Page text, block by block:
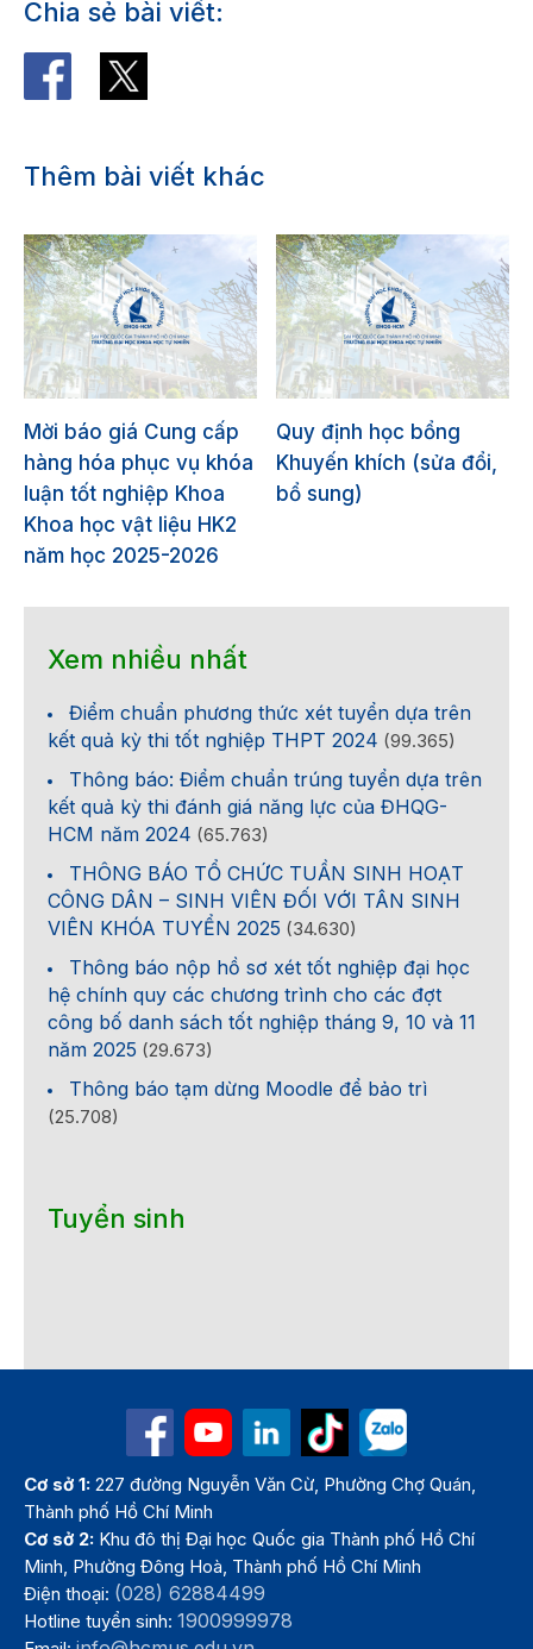
Chia sẻ bài viết:
Thêm bài viết khác
Mời báo giá Cung cấp
hàng hóa phục vụ khóa
luận tốt nghiệp Khoa
Khoa học vật liệu HK2
năm học 2025-2026
Quy định học bổng
Khuyến khích (sửa đổi,
bổ sung)
Xem nhiều nhất
Điểm chuẩn phương thức xét tuyển dựa trên
kết quả kỳ thi tốt nghiệp THPT 2024 (99.365)
Thông báo: Điểm chuẩn trúng tuyển dựa trên
kết quả kỳ thi đánh giá năng lực của ĐHQG-
HCM năm 2024 (65.763)
THÔNG BÁO TỔ CHỨC TUẦN SINH HOẠT
CÔNG DÂN – SINH VIÊN ĐỐI VỚI TÂN SINH
VIÊN KHÓA TUYỂN 2025 (34.630)
Thông báo nộp hồ sơ xét tốt nghiệp đại học
hệ chính quy các chương trình cho các đợt
công bố danh sách tốt nghiệp tháng 9, 10 và 11
năm 2025 (29.673)
Thông báo tạm dừng Moodle để bảo trì
(25.708)
Tuyển sinh
Cơ sở 1: 227 đường Nguyễn Văn Cừ, Phường Chợ Quán,
Thành phố Hồ Chí Minh
Cơ sở 2: Khu đô thị Đại học Quốc gia Thành phố Hồ Chí
Minh, Phường Đông Hoà, Thành phố Hồ Chí Minh
Điện thoại: (028) 62884499
Hotline tuyển sinh:1900999978